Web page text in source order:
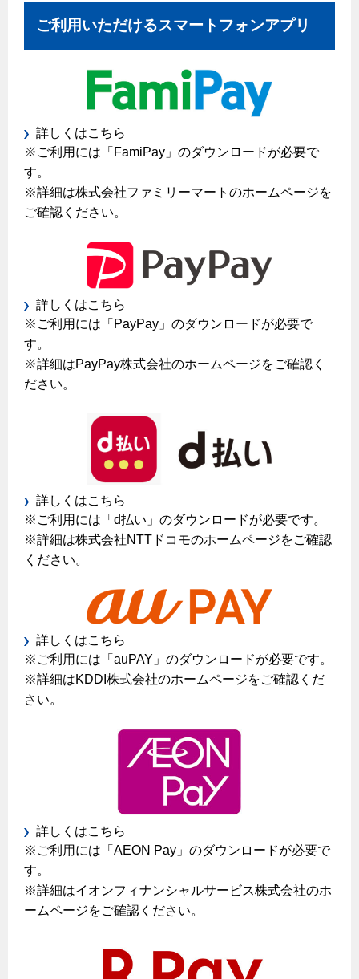
ガスくさいとき・警報器が鳴ったとき
ガスメーターの復帰方法
ガス器具が故障したとき
地震のとき
ガス給湯器・風呂釜の凍結予防方法
故障診断
ガス工事に関する約款・委託要件・内管工事見積単価表
新しく都市ガスをご利用したい方へ
道路・敷地内で工事をされる皆さまへ
ガスを安全にお使いいただくために
ガスメーターの役割と安全機能
古くなったガス管の交換のおすすめ
正しい接続で安全に
長期使用製品安全点検制度について
換気と給排気設備の注意点
保安体制について
ガス設備安全点検について
お引越しのときには
ガス使用停止のご案内
インターネット受付
設備別に比較する
ご利用いただけるスマートフォンアプリ
詳しくはこちら
※ご利用には「FamiPay」のダウンロードが必要で
す。
※詳細は株式会社ファミリーマートのホームページを
ご確認ください。
詳しくはこちら
※ご利用には「PayPay」のダウンロードが必要で
す。
※詳細はPayPay株式会社のホームページをご確認く
ださい。
詳しくはこちら
※ご利用には「d払い」のダウンロードが必要です。
※詳細は株式会社NTTドコモのホームページをご確認
ください。
詳しくはこちら
※ご利用には「auPAY」のダウンロードが必要です。
※詳細はKDDI株式会社のホームページをご確認くだ
さい。
詳しくはこちら
※ご利用には「AEON Pay」のダウンロードが必要で
す。
※詳細はイオンフィナンシャルサービス株式会社のホ
ームページをご確認ください。